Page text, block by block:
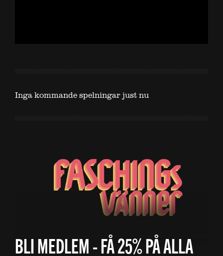
Inga kommande spelningar just nu
BLI MEDLEM - FÅ 25% PÅ ALLA